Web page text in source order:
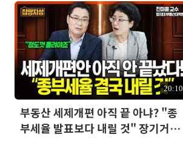
20:10
부동산 세제개편 아직 끝 아냐? "종
부세율 발표보다 내릴 것" 장기거주